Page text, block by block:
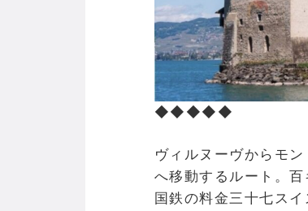
◆◆◆◆◆
ヴィルヌーヴからモ
へ移動するルート。
国鉄の料金三十七ス